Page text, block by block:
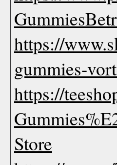
https://
gummies-
https://
Store